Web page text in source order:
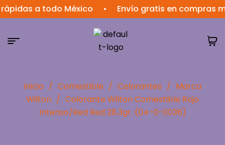
a todo México • Envío gratis en compras
Inicio / Comestible / Colorantes / Marca
Wilton / Colorante Wilton Comestible Rojo
Intenso/Red Red 28.3gr. (04-0-0036)